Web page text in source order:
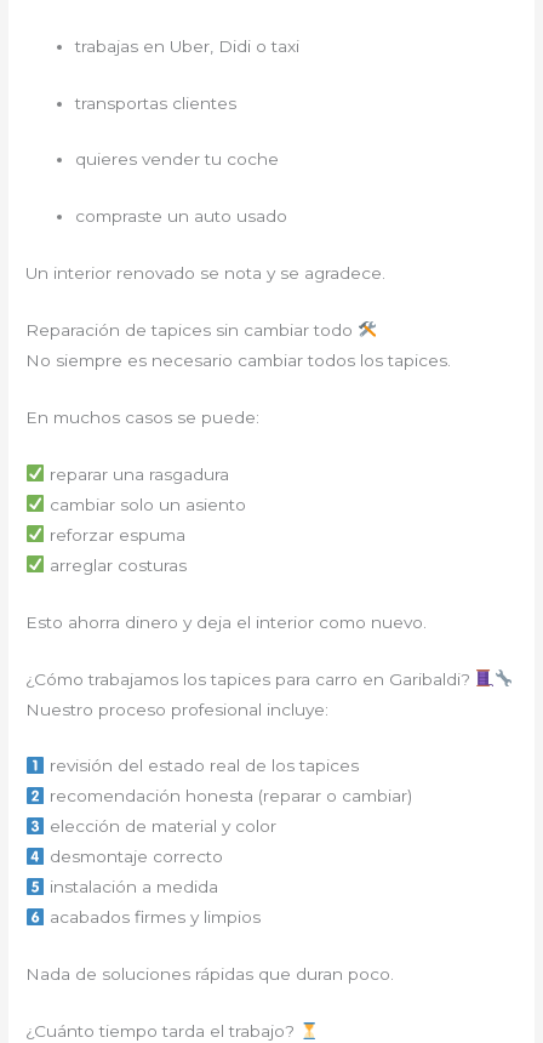
trabajas en Uber, Didi o taxi
transportas clientes
quieres vender tu coche
compraste un auto usado
Un interior renovado se nota y se agradece.
Reparación de tapices sin cambiar todo
No siempre es necesario cambiar todos los tapices.
En muchos casos se puede:
reparar una rasgadura
cambiar solo un asiento
reforzar espuma
arreglar costuras
Esto ahorra dinero y deja el interior como nuevo.
¿Cómo trabajamos los tapices para carro en Garibaldi?
Nuestro proceso profesional incluye:
revisión del estado real de los tapices
recomendación honesta (reparar o cambiar)
elección de material y color
desmontaje correcto
instalación a medida
acabados firmes y limpios
Nada de soluciones rápidas que duran poco.
¿Cuánto tiempo tarda el trabajo?